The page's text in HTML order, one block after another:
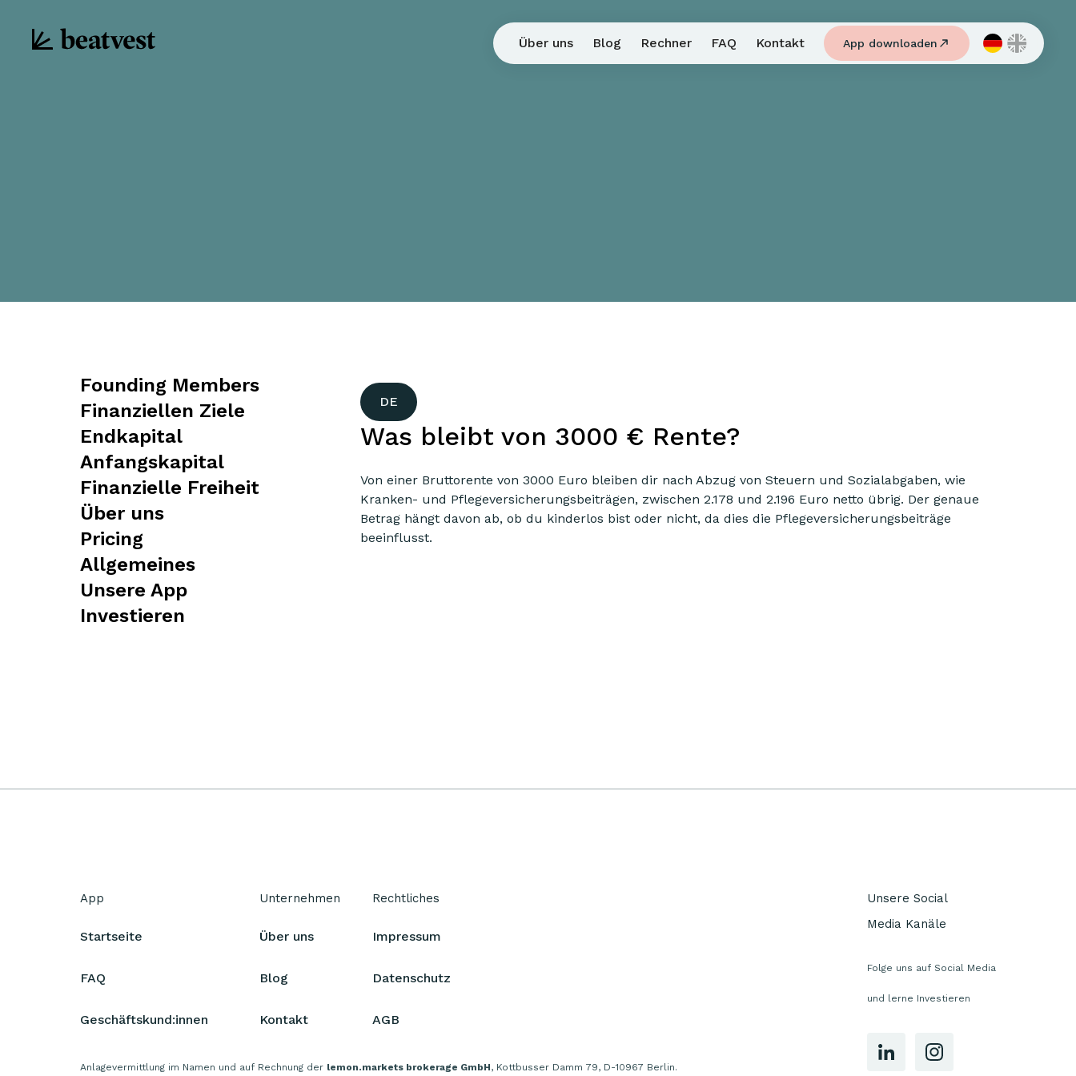
Über uns Blog Rechner FAQ Kontakt App downloaden
Founding Members
Finanziellen Ziele
Endkapital
Anfangskapital
Finanzielle Freiheit
Über uns
Pricing
Allgemeines
Unsere App
Investieren
DE
Was bleibt von 3000 € Rente?
Von einer Bruttorente von 3000 Euro bleiben dir nach Abzug von Steuern und Sozialabgaben, wie
Kranken- und Pflegeversicherungsbeiträgen, zwischen 2.178 und 2.196 Euro netto übrig. Der genaue
Betrag hängt davon ab, ob du kinderlos bist oder nicht, da dies die Pflegeversicherungsbeiträge
beeinflusst.
App
Startseite
FAQ
Geschäftskund:innen
Unternehmen
Über uns
Blog
Kontakt
Rechtliches
Impressum
Datenschutz
AGB
Anlagevermittlung im Namen und auf Rechnung der lemon.markets brokerage GmbH, Kottbusser Damm 79, D-10967 Berlin.
Unsere Social
Media Kanäle
Folge uns auf Social Media
und lerne Investieren